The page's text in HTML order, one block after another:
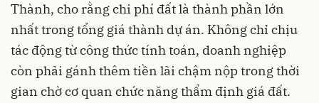
Thành, cho rằng chi phí đất là thành phần lớn
nhất trong tổng giá thành dự án. Không chỉ chịu
tác động từ công thức tính toán, doanh nghiệp
còn phải gánh thêm tiền lãi chậm nộp trong thời
gian chờ cơ quan chức năng thẩm định giá đất.